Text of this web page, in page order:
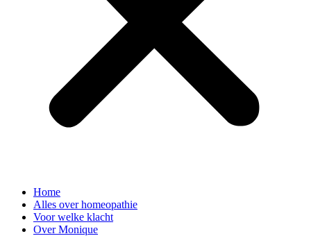
Home
Alles over homeopathie
Voor welke klacht
Over Monique